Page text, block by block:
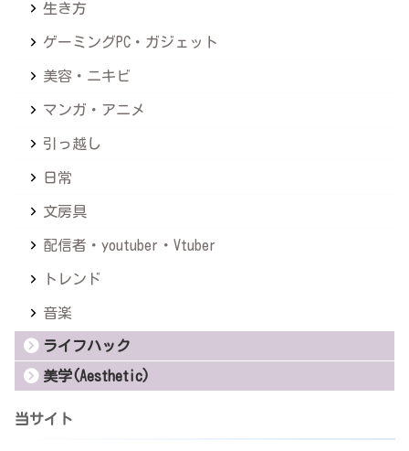
生き方
ゲーミングPC・ガジェット
美容・ニキビ
マンガ・アニメ
引っ越し
日常
文房具
配信者・youtuber・Vtuber
トレンド
音楽
ライフハック
美学(Aesthetic)
当サイト